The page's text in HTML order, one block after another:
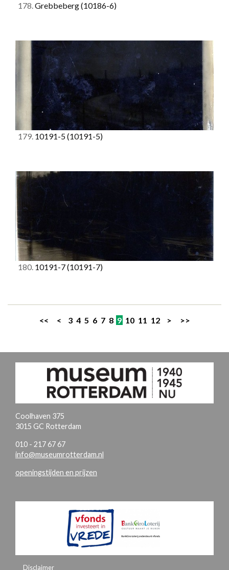
178.Grebbeberg(10186-6)
179. 10191-5(10191-5)
180. 10191-7(10191-7)
<< < 3 4 5 6 7 8 9 10 11 12 > >>
Coolhaven 375
3015 GC Rotterdam
010 - 217 67 67
info@museumrotterdam.nl
openingstijden en prijzen
Disclaimer